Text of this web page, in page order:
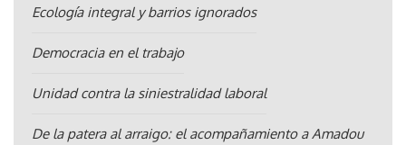
Ecología integral y barrios ignorados
Democracia en el trabajo
Unidad contra la siniestralidad laboral
De la patera al arraigo: el acompañamiento a Amadou